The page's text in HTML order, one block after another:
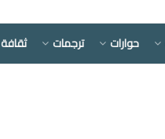
حوارات ترجمات